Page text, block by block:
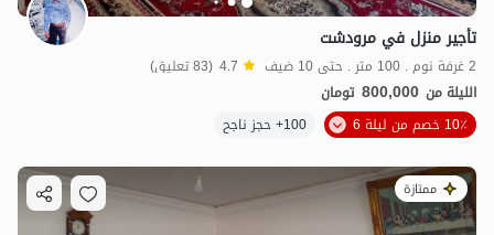
تأجير منزل في مرودشت
2 غرفة نوم . 100 متر . حتى 10 ضيف 4.7 (83 تعليق)
الليلة من 800,000 تومان
10٪ خصم من ليلة 6
100+ حجز ناجح
ممتازة